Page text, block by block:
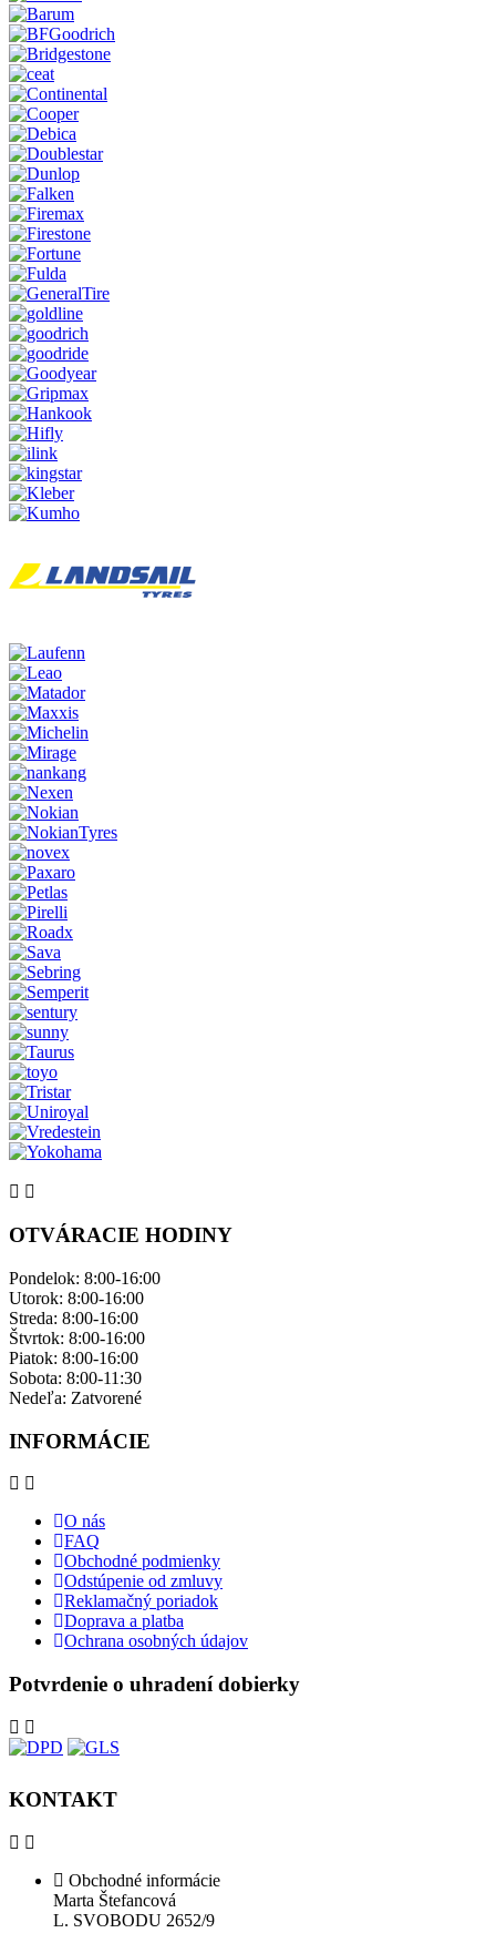
OTVÁRACIE HODINY
Pondelok: ​8:00-16:00
Utorok: 8:00-16:00
Streda: 8:00-16:00
Štvrtok: 8:00-16:00
Piatok: 8:00-16:00
Sobota: 8:00-11:30
Nedeľa: ​Zatvorené
INFORMÁCIE
O nás
FAQ
Obchodné podmienky
Odstúpenie od zmluvy
Reklamačný poriadok
Doprava a platba
Ochrana osobných údajov
Potvrdenie o uhradení dobierky
KONTAKT
Obchodné informácie
Marta Štefancová
L. SVOBODU 2652/9